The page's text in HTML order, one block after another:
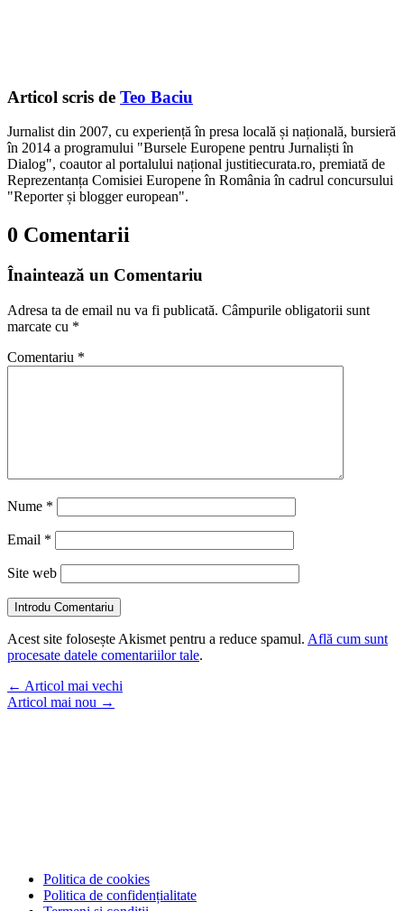
Articol scris de Teo Baciu
Jurnalist din 2007, cu experiență în presa locală și națională, bursieră
în 2014 a programului "Bursele Europene pentru Jurnaliști în
Dialog", coautor al portalului național justitiecurata.ro, premiată de
Reprezentanța Comisiei Europene în România în cadrul concursului
"Reporter și blogger european".
0 Comentarii
Înaintează un Comentariu
Adresa ta de email nu va fi publicată. Câmpurile obligatorii sunt
marcate cu *
Comentariu *
Nume *
Email *
Site web
Introdu Comentariu
Acest site folosește Akismet pentru a reduce spamul. Află cum sunt
procesate datele comentariilor tale.
← Articol mai vechi
Articol mai nou →
Politica de cookies
Politica de confidențialitate